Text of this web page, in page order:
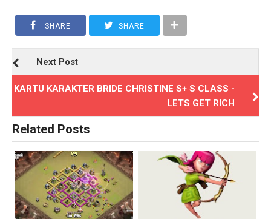
SHARE SHARE
Next Post
KARTU KARAKTER BRIDE CHRISTINE S+ S CLASS -
LETS GET RICH
Related Posts